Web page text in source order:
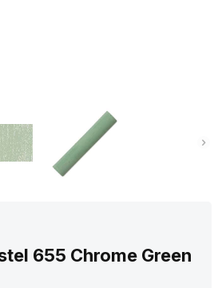
655 Chrome Green